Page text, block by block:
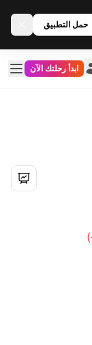
حمل التطبيق
ابدأ رحلتك الآن